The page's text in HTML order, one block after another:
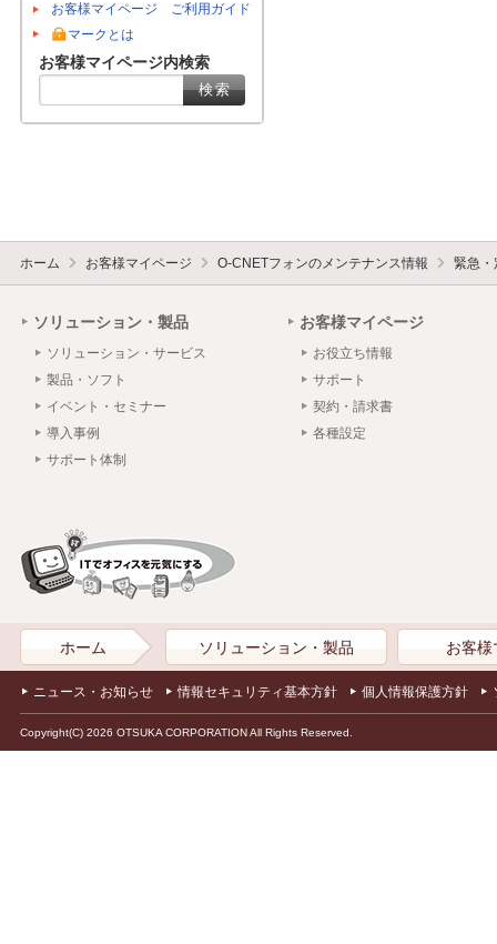
お客様マイページ ご利用ガイド
マークとは
お客様マイページ内検索
ホーム お客様マイページ O-CNETフォンのメンテナンス情報 緊急・
ソリューション・製品
ソリューション・サービス
製品・ソフト
イベント・セミナー
導入事例
サポート体制
お客様マイページ
お役立ち情報
サポート
契約・請求書
各種設定
ホーム ソリューション・製品 お客様
ニュース・お知らせ 情報セキュリティ基本方針 個人情報保護方針
Copyright(C) 2026 OTSUKA CORPORATION All Rights Reserved.